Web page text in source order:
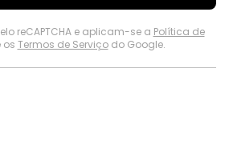
reCAPTCHA e aplicam-se a Política de
Termos de Serviçodo Google.